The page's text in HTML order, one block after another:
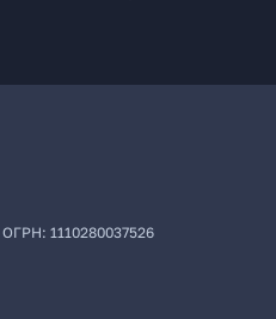
ОГРН: 1110280037526